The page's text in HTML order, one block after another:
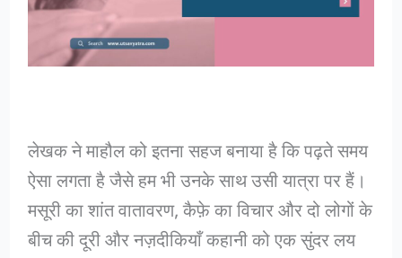
लेखक ने माहौल को इतना सहज बनाया है कि पढ़ते समय
ऐसा लगता है जैसे हम भी उनके साथ उसी यात्रा पर हैं।
मसूरी का शांत वातावरण, कैफ़े का विचार और दो लोगों के
बीच की दूरी और नज़दीकियाँ कहानी को एक सुंदर लय